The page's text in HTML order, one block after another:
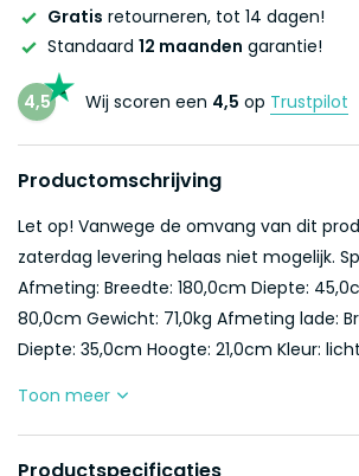
Gratis retourneren, tot 14 dagen!
Standaard 12 maanden garantie!
4,5 Wij scoren een 4,5 op Trustpilot
Productomschrijving
Let op! Vanwege de omvang van dit
zaterdag levering helaas niet mogelijk.
Afmeting: Breedte: 180,0cm Diepte:
80,0cm Gewicht: 71,0kg Afmeting lade:
Diepte: 35,0cm Hoogte: 21,0cm Kleur:
Toon meer